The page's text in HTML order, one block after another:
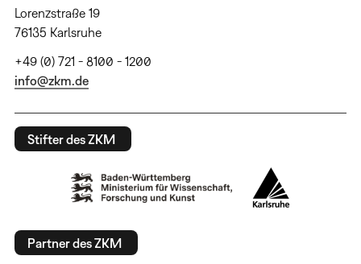
Lorenzstraße 19
76135 Karlsruhe
+49 (0) 721 - 8100 - 1200
info@zkm.de
Stifter des ZKM
Partner des ZKM